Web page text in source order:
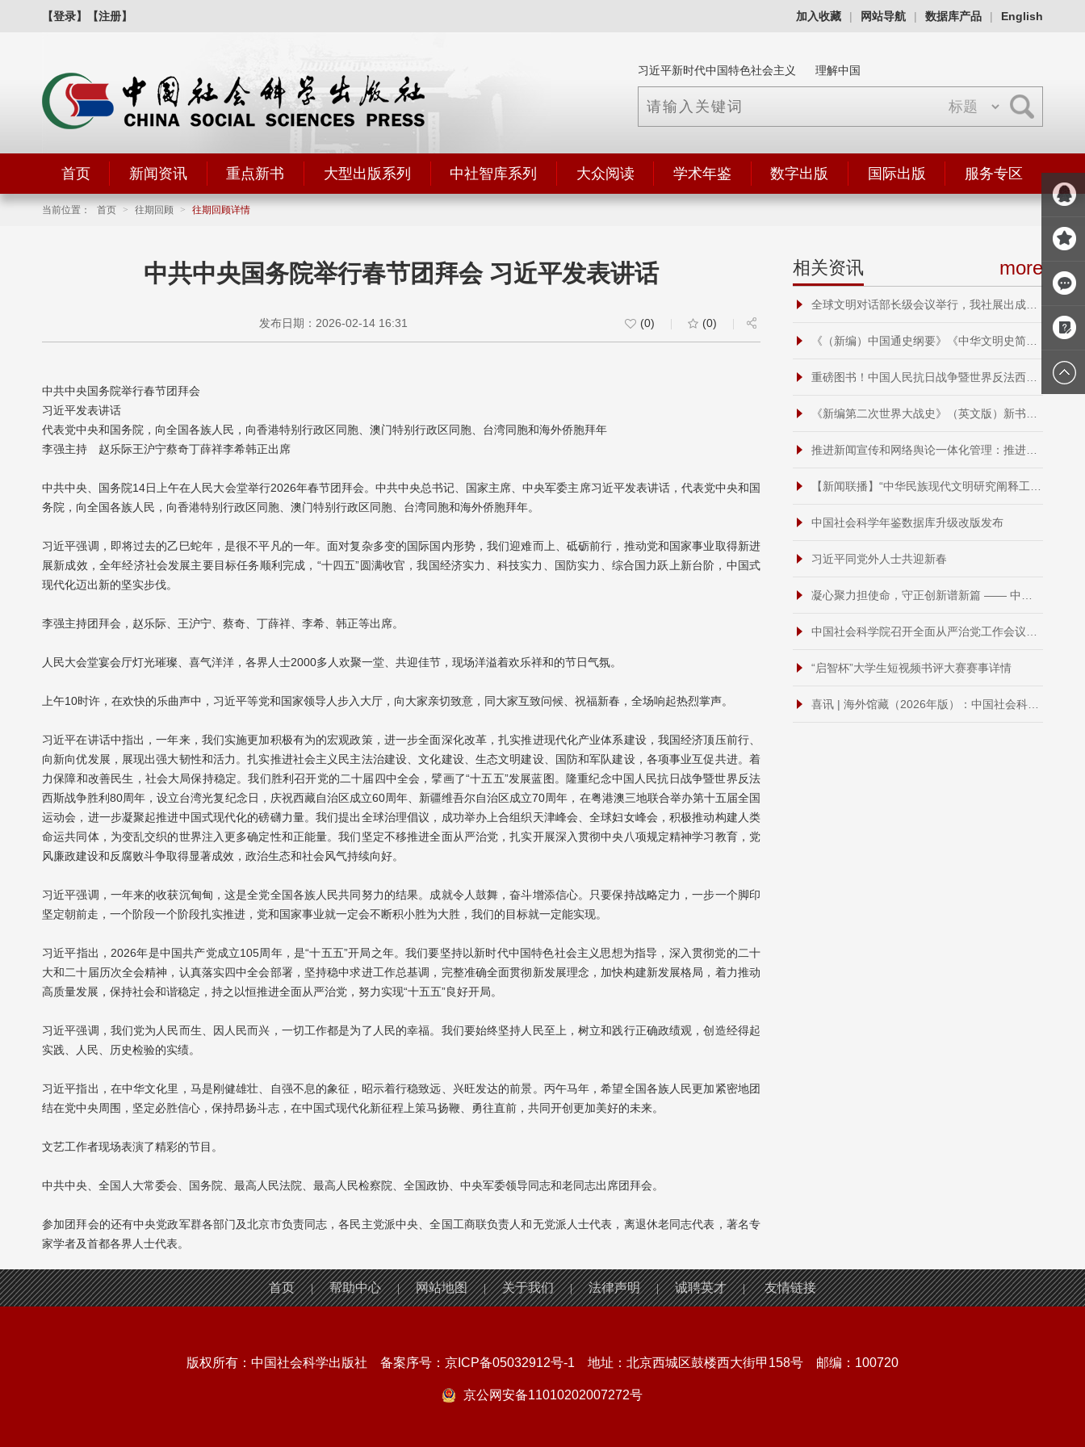
【登录】 【注册】 加入收藏 | 网站导航 | 数据库产品 | English
习近平新时代中国特色社会主义 理解中国
首页 新闻资讯 重点新书 大型出版系列 中社智库系列 大众阅读 学术年鉴 数字出版 国际出版 服务专区
当前位置： 首页 > 往期回顾 > 往期回顾详情
中共中央国务院举行春节团拜会 习近平发表讲话
发布日期：2026-02-14 16:31 (0) (0)
中共中央国务院举行春节团拜会
习近平发表讲话
代表党中央和国务院，向全国各族人民，向香港特别行政区同胞、澳门特别行政区同胞、台湾同胞和海外侨胞拜年
李强主持 赵乐际王沪宁蔡奇丁薛祥李希韩正出席
中共中央、国务院14日上午在人民大会堂举行2026年春节团拜会。中共中央总书记、国家主席、中央军委主席习近平发表讲话，代表党中央和国
务院，向全国各族人民，向香港特别行政区同胞、澳门特别行政区同胞、台湾同胞和海外侨胞拜年。
习近平强调，即将过去的乙巳蛇年，是很不平凡的一年。面对复杂多变的国际国内形势，我们迎难而上、砥砺前行，推动党和国家事业取得新进
展新成效，全年经济社会发展主要目标任务顺利完成，“十四五”圆满收官，我国经济实力、科技实力、国防实力、综合国力跃上新台阶，中国式
现代化迈出新的坚实步伐。
李强主持团拜会，赵乐际、王沪宁、蔡奇、丁薛祥、李希、韩正等出席。
人民大会堂宴会厅灯光璀璨、喜气洋洋，各界人士2000多人欢聚一堂、共迎佳节，现场洋溢着欢乐祥和的节日气氛。
上午10时许，在欢快的乐曲声中，习近平等党和国家领导人步入大厅，向大家亲切致意，同大家互致问候、祝福新春，全场响起热烈掌声。
习近平在讲话中指出，一年来，我们实施更加积极有为的宏观政策，进一步全面深化改革，扎实推进现代化产业体系建设，我国经济顶压前行、
向新向优发展，展现出强大韧性和活力。扎实推进社会主义民主法治建设、文化建设、生态文明建设、国防和军队建设，各项事业互促共进。着
力保障和改善民生，社会大局保持稳定。我们胜利召开党的二十届四中全会，擘画了“十五五”发展蓝图。隆重纪念中国人民抗日战争暨世界反法
西斯战争胜利80周年，设立台湾光复纪念日，庆祝西藏自治区成立60周年、新疆维吾尔自治区成立70周年，在粤港澳三地联合举办第十五届全国
运动会，进一步凝聚起推进中国式现代化的磅礴力量。我们提出全球治理倡议，成功举办上合组织天津峰会、全球妇女峰会，积极推动构建人类
命运共同体，为变乱交织的世界注入更多确定性和正能量。我们坚定不移推进全面从严治党，扎实开展深入贯彻中央八项规定精神学习教育，党
风廉政建设和反腐败斗争取得显著成效，政治生态和社会风气持续向好。
习近平强调，一年来的收获沉甸甸，这是全党全国各族人民共同努力的结果。成就令人鼓舞，奋斗增添信心。只要保持战略定力，一步一个脚印
坚定朝前走，一个阶段一个阶段扎实推进，党和国家事业就一定会不断积小胜为大胜，我们的目标就一定能实现。
习近平指出，2026年是中国共产党成立105周年，是“十五五”开局之年。我们要坚持以新时代中国特色社会主义思想为指导，深入贯彻党的二十
大和二十届历次全会精神，认真落实四中全会部署，坚持稳中求进工作总基调，完整准确全面贯彻新发展理念，加快构建新发展格局，着力推动
高质量发展，保持社会和谐稳定，持之以恒推进全面从严治党，努力实现“十五五”良好开局。
习近平强调，我们党为人民而生、因人民而兴，一切工作都是为了人民的幸福。我们要始终坚持人民至上，树立和践行正确政绩观，创造经得起
实践、人民、历史检验的实绩。
习近平指出，在中华文化里，马是刚健雄壮、自强不息的象征，昭示着行稳致远、兴旺发达的前景。丙午马年，希望全国各族人民更加紧密地团
结在党中央周围，坚定必胜信心，保持昂扬斗志，在中国式现代化新征程上策马扬鞭、勇往直前，共同开创更加美好的未来。
文艺工作者现场表演了精彩的节目。
中共中央、全国人大常委会、国务院、最高人民法院、最高人民检察院、全国政协、中央军委领导同志和老同志出席团拜会。
参加团拜会的还有中央党政军群各部门及北京市负责同志，各民主党派中央、全国工商联负责人和无党派人士代表，离退休老同志代表，著名专
家学者及首都各界人士代表。
相关资讯 more
中国社会科学年鉴数据库升级改版发布
习近平同党外人士共迎新春
“启智杯”大学生短视频书评大赛赛事详情
首页 | 帮助中心 | 网站地图 | 关于我们 | 法律声明 | 诚聘英才 | 友情链接
版权所有：中国社会科学出版社 备案序号： 京ICP备05032912号-1 地址：北京西城区鼓楼西大街甲158号 邮编：100720
京公网安备11010202007272号